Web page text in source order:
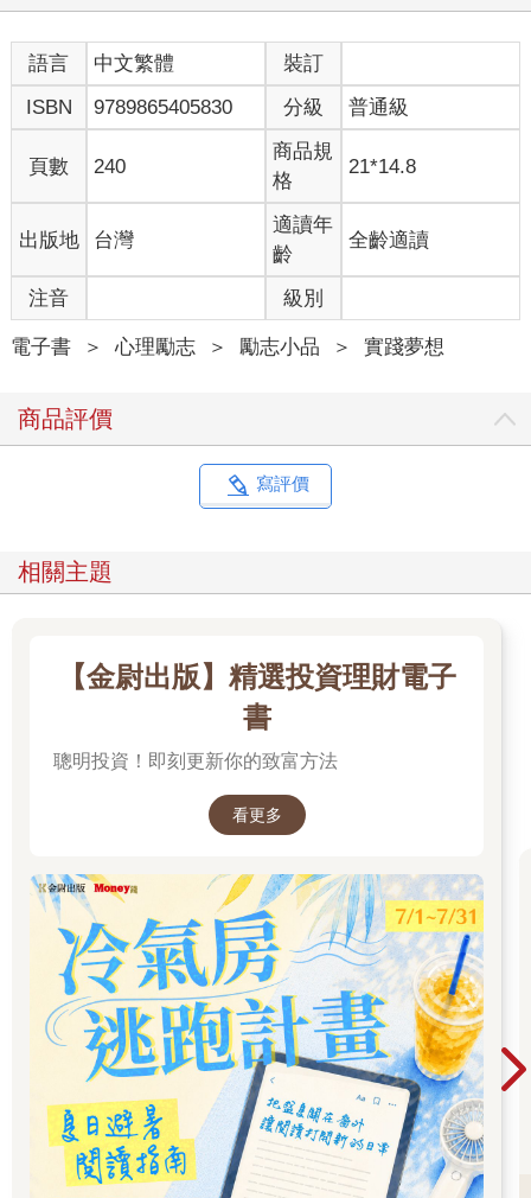
語言 中文繁體
裝訂
ISBN
9789865405830 分級 普通級
頁數 240
商品規
格
21*14.8
出版地 台灣
適讀年
齡
全齡適讀
注音 級別
電子書 ＞ 心理勵志 ＞ 勵志小品 ＞ 實踐夢想
商品評價
寫評價
相關主題
【金尉出版】精選投資理財電子
書
聰明投資！即刻更新你的致富方法
看更多